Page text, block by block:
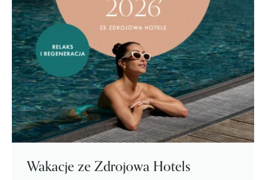
Wakacje ze Zdrojowa Hotels